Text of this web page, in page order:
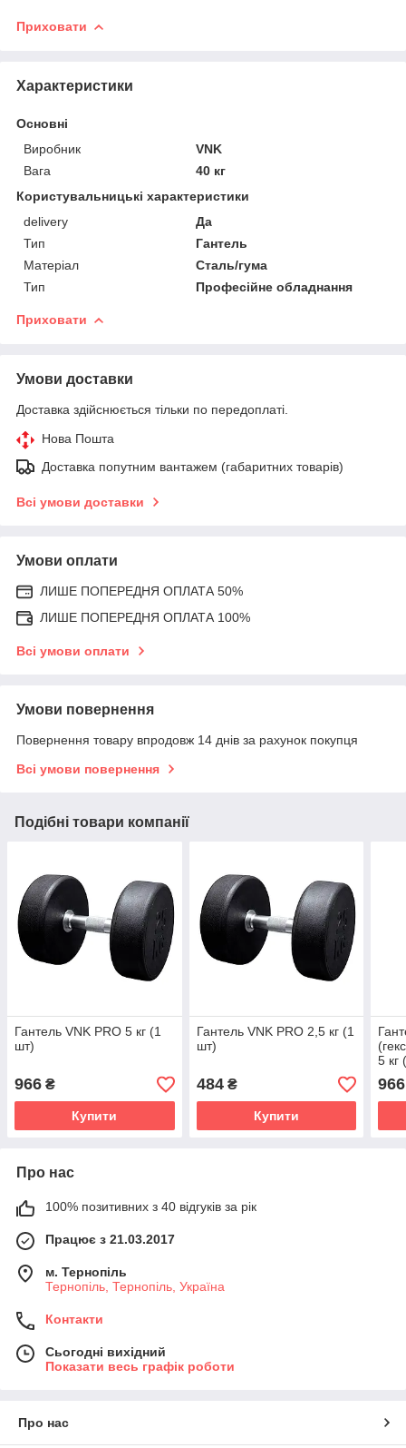
Приховати
Характеристики
Основні
Виробник
VNK
Вага
40 кг
Користувальницькі характеристики
delivery
Да
Тип
Гантель
Матеріал
Сталь/гума
Тип
Професійне обладнання
Приховати
Умови доставки
Доставка здійснюється тільки по передоплаті.
Нова Пошта
Доставка попутним вантажем (габаритних товарів)
Всі умови доставки
Умови оплати
ЛИШЕ ПОПЕРЕДНЯ ОПЛАТА 50%
ЛИШЕ ПОПЕРЕДНЯ ОПЛАТА 100%
Всі умови оплати
Умови повернення
Повернення товару впродовж 14 днів за рахунок покупця
Всі умови повернення
Подібні товари компанії
Гантель VNK PRO 5 кг (1
шт)
966 ₴
Купити
Гантель VNK PRO 2,5 кг (1
шт)
484₴
Купити
5 кг
966
Про нас
100% позитивних з 40 відгуків за рік
Працює з 21.03.2017
м. Тернопіль
Тернопіль, Тернопіль, Україна
Контакти
Сьогодні вихідний
Показати весь графік роботи
Про нас